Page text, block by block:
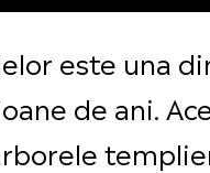
este una
de ani.